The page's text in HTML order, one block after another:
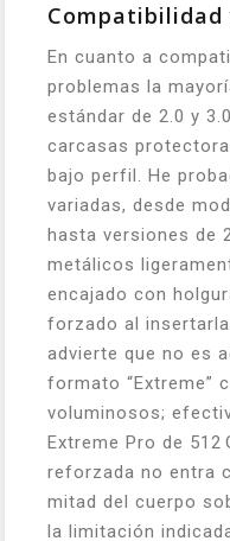
En cuanto a
problemas la
estándar de 2.0 y
carcasas
bajo perfil. He
variadas, desde
hasta versiones de
metálicos
encajado con
forzado al
advierte que no es
formato “Extreme”
voluminosos;
Extreme Pro de 512
reforzada no entra
mitad del cuerpo
la limitación